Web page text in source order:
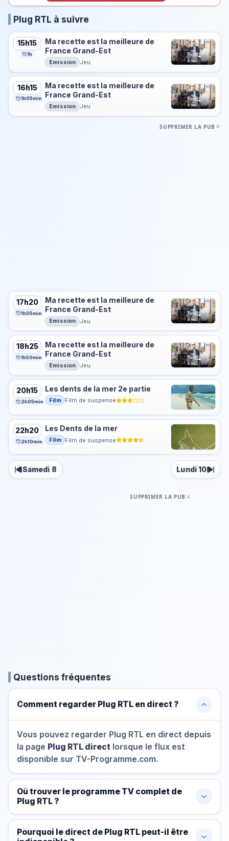
Plug RTL à suivre
15h15
1h
Ma recette est la meilleure de
France Grand-Est
Emission Jeu
16h15
1h05min
Ma recette est la meilleure de
France Grand-Est
Emission Jeu
SUPPRIMER LA PUB
17h20
1h05min
Ma recette est la meilleure de
France Grand-Est
Emission Jeu
18h25
1h50min
Ma recette est la meilleure de
France Grand-Est
Emission Jeu
20h15
2h05min
Les dents de la mer 2e partie
Film Film de suspense
22h20
2h10min
Les Dents de la mer
Film Film de suspense
Samedi 8 Lundi 10
SUPPRIMER LA PUB
Questions fréquentes
Comment regarder Plug RTL en direct ?
Vous pouvez regarder Plug RTL en direct depuis
la page Plug RTL direct lorsque le flux est
disponible sur TV-Programme.com.
Où trouver le programme TV complet de
Plug RTL ?
Pourquoi le direct de Plug RTL peut-il être